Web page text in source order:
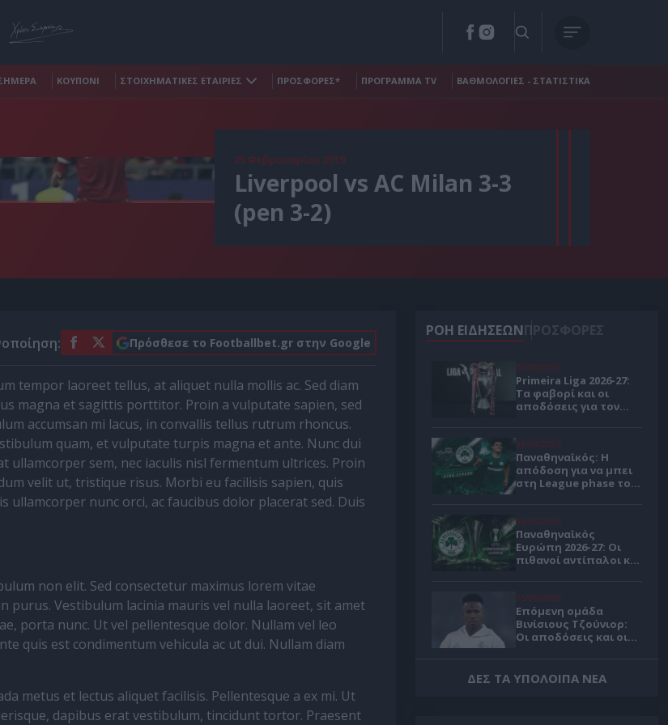
ΚΟΥΠΟΝΙ ΣΤΟΙΧΗΜΑΤΙΚΕΣ ΕΤΑΙΡΙΕΣ ΠΡΟΣΦΟΡΕΣ* ΠΡΟΓΡΑΜΜΑ TV ΒΑΘΜΟΛΟΓΙΕΣ - ΣΤΑΤΙΣΤΙΚΑ
side's second goal during the UEFA Champions
on May 26, 2018 in Kiev, Ukraine. (Photo by David
25 Φεβρουαρίου 2019
Liverpool vs AC Milan 3-3
(pen 3-2)
Πρόσθεσε το Footballbet.gr στην Google
tempor laoreet tellus, at aliquet nulla mollis ac. Sed diam
magna et sagittis porttitor. Proin a vulputate sapien, sed
accumsan mi lacus, in convallis tellus rutrum rhoncus.
quam, et vulputate turpis magna et ante. Nunc dui
ullamcorper sem, nec iaculis nisl fermentum ultrices. Proin
velit ut, tristique risus. Morbi eu facilisis sapien, quis
nunc orci, ac faucibus dolor placerat sed. Duis
non elit. Sed consectetur maximus lorem vitae
purus. Vestibulum lacinia mauris vel nulla laoreet, sit amet
porta nunc. Ut vel pellentesque dolor. Nullam vel leo
quis est condimentum vehicula ac ut dui. Nullam diam
metus et lectus aliquet facilisis. Pellentesque a ex mi. Ut
dapibus erat vestibulum, tincidunt tortor. Praesent
ΡΟΗ ΕΙΔΗΣΕΩΝΠΡΟΣΦΟΡΕΣ
Primeira Liga 2026-27:
Τα φαβορί και οι
αποδόσεις για τον
06/08/2026
Παναθηναϊκός: Η
απόδοση για να μπει
στη League phase του
06/08/2026
Παναθηναϊκός
Ευρώπη 2026-27: Οι
πιθανοί αντίπαλοι και
06/08/2026
Επόμενη ομάδα
Βινίσιους Τζούνιορ:
Οι αποδόσεις και οι
Άρσεναλ
05/08/2026
ΠΑΟΚ - Άντερλεχτ
05/08/2026
ΔΕΣ ΤΑ ΥΠΟΛΟΙΠΑ ΝΕΑ